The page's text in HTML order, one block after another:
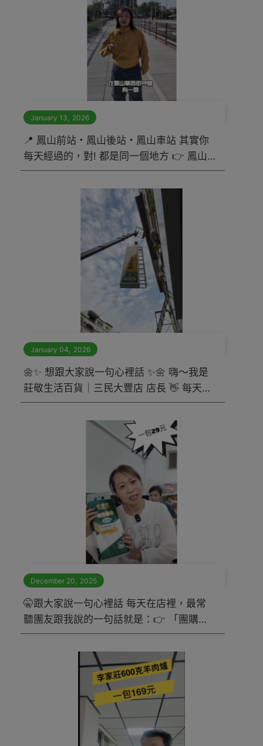
January 13, 2026
📍 鳳山前站・鳳山後站・鳳山車站 其實你
每天經過的，對! 都是同一個地方 👉 鳳山
區華西街 38 號 這裡不是逛街用的，是給👇
「缺什麼就補什麼」的隱密補給站
January 04 2026
🌼✨ 想跟大家說一句心裡話 ✨🌼 嗨～我是
莊敬生活百貨｜三民大豐店 店長 👋 每天在
店裡，最常聽到團友跟我說的一句話就是👇
👉 「團購不是只看便宜，加對真的很重
December 20, 2025
🤫跟大家說一句心裡話 每天在店裡，最常
聽團友跟我說的一句話就是：👉 「團購不
是只看便宜，加對真的很重要！」 嗨～我
是莊敬生活百貨｜三民大豐店 店長 👋